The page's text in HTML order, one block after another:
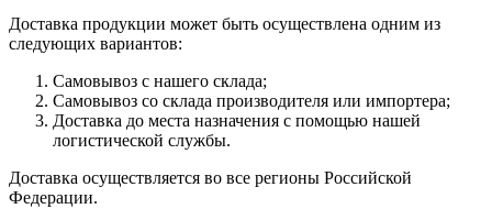
Доставка продукции может быть осуществлена одним из
следующих вариантов:
Самовывоз с нашего склада;
Самовывоз со склада производителя или импортера;
Доставка до места назначения с помощью нашей
логистической службы.
Доставка осуществляется во все регионы Российской
Федерации.